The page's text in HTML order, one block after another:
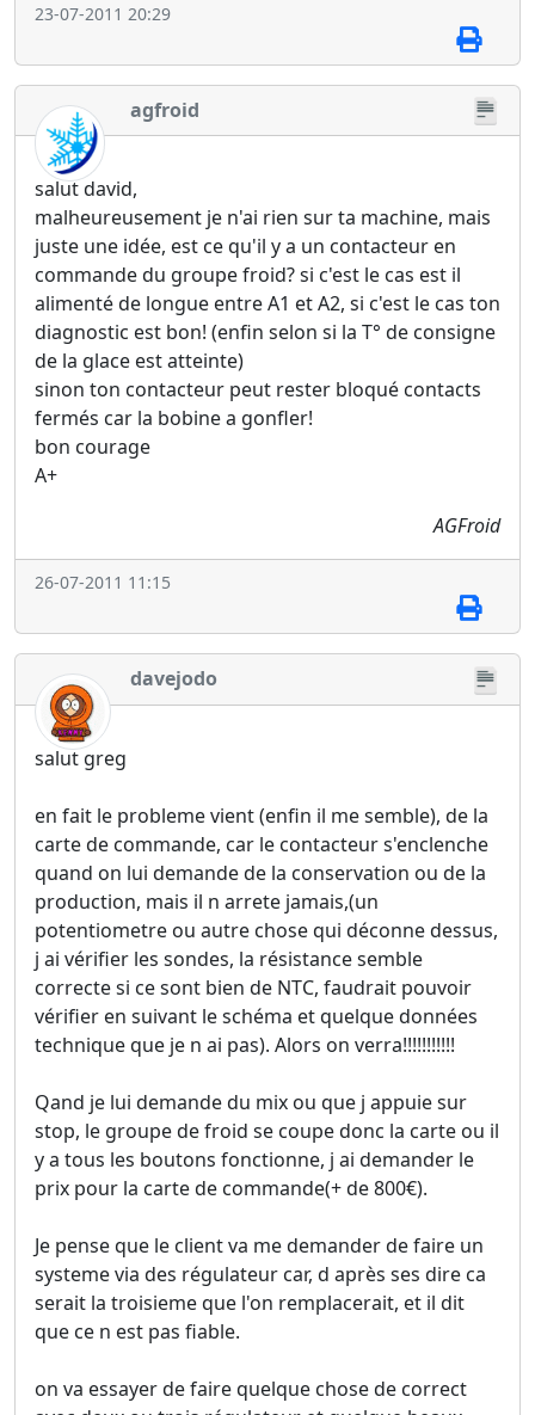
23-07-2011 20:29
agfroid
salut david,
malheureusement je n'ai rien sur ta machine, mais
juste une idée, est ce qu'il y a un contacteur en
commande du groupe froid? si c'est le cas est il
alimenté de longue entre A1 et A2, si c'est le cas ton
diagnostic est bon! (enfin selon si la T° de consigne
de la glace est atteinte)
sinon ton contacteur peut rester bloqué contacts
fermés car la bobine a gonfler!
bon courage
A+
AGFroid
26-07-2011 11:15
davejodo
salut greg
en fait le probleme vient (enfin il me semble), de la
carte de commande, car le contacteur s'enclenche
quand on lui demande de la conservation ou de la
production, mais il n arrete jamais,(un
potentiometre ou autre chose qui déconne dessus,
j ai vérifier les sondes, la résistance semble
correcte si ce sont bien de NTC, faudrait pouvoir
vérifier en suivant le schéma et quelque données
technique que je n ai pas). Alors on verra!!!!!!!!!!!
Qand je lui demande du mix ou que j appuie sur
stop, le groupe de froid se coupe donc la carte ou il
y a tous les boutons fonctionne, j ai demander le
prix pour la carte de commande(+ de 800€).
Je pense que le client va me demander de faire un
systeme via des régulateur car, d après ses dire ca
serait la troisieme que l'on remplacerait, et il dit
que ce n est pas fiable.
on va essayer de faire quelque chose de correct